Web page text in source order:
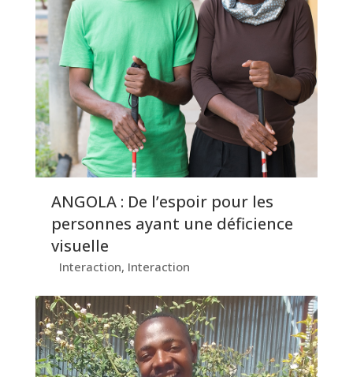
ANGOLA : De l’espoir pour les
personnes ayant une déficience
visuelle
Interaction, Interaction